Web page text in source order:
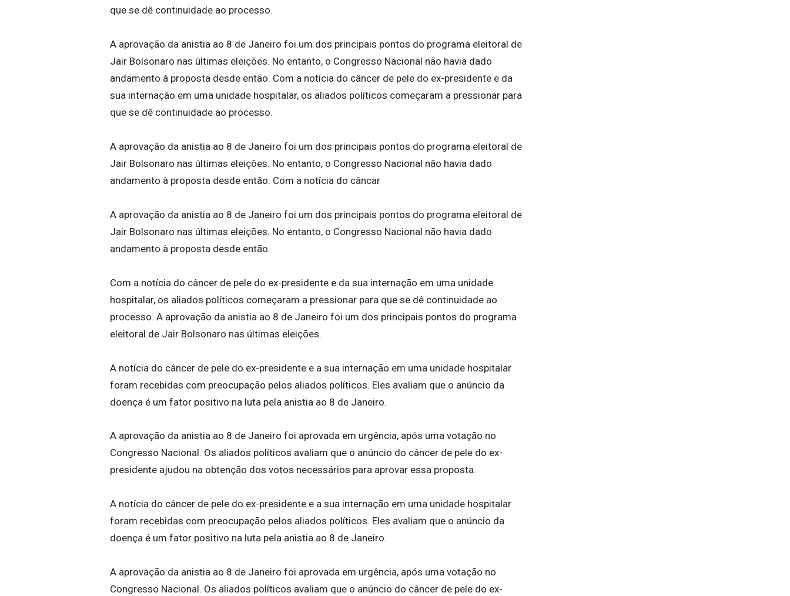
que se dê continuidade ao processo.
A aprovação da anistia ao 8 de Janeiro foi um dos principais pontos do programa eleitoral de
Jair Bolsonaro nas últimas eleições. No entanto, o Congresso Nacional não havia dado
andamento à proposta desde então. Com a notícia do câncer de pele do ex-presidente e da
sua internação em uma unidade hospitalar, os aliados políticos começaram a pressionar para
que se dê continuidade ao processo.
A aprovação da anistia ao 8 de Janeiro foi um dos principais pontos do programa eleitoral de
Jair Bolsonaro nas últimas eleições. No entanto, o Congresso Nacional não havia dado
andamento à proposta desde então. Com a notícia do câncar
A aprovação da anistia ao 8 de Janeiro foi um dos principais pontos do programa eleitoral de
Jair Bolsonaro nas últimas eleições. No entanto, o Congresso Nacional não havia dado
andamento à proposta desde então.
Com a notícia do câncer de pele do ex-presidente e da sua internação em uma unidade
hospitalar, os aliados políticos começaram a pressionar para que se dê continuidade ao
processo. A aprovação da anistia ao 8 de Janeiro foi um dos principais pontos do programa
eleitoral de Jair Bolsonaro nas últimas eleições.
A notícia do câncer de pele do ex-presidente e a sua internação em uma unidade hospitalar
foram recebidas com preocupação pelos aliados políticos. Eles avaliam que o anúncio da
doença é um fator positivo na luta pela anistia ao 8 de Janeiro.
A aprovação da anistia ao 8 de Janeiro foi aprovada em urgência, após uma votação no
Congresso Nacional. Os aliados políticos avaliam que o anúncio do câncer de pele do ex-
presidente ajudou na obtenção dos votos necessários para aprovar essa proposta.
A notícia do câncer de pele do ex-presidente e a sua internação em uma unidade hospitalar
foram recebidas com preocupação pelos aliados políticos. Eles avaliam que o anúncio da
doença é um fator positivo na luta pela anistia ao 8 de Janeiro.
A aprovação da anistia ao 8 de Janeiro foi aprovada em urgência, após uma votação no
Congresso Nacional. Os aliados políticos avaliam que o anúncio do câncer de pele do ex-